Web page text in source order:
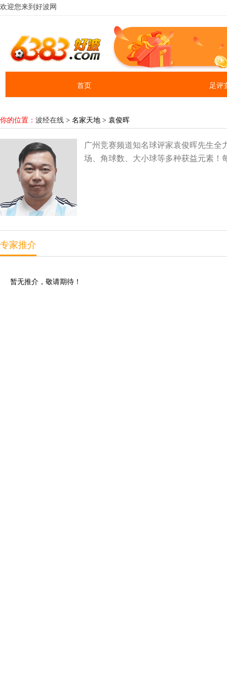
欢迎您来到好波网
首页 足评
你的位置： 波经在线 > 名家天地 > 袁俊晖
广州竞赛频道知名球评家袁俊晖先生
场、角球数、大小球等多种获益元素！
专家推介
暂无推介，敬请期待！